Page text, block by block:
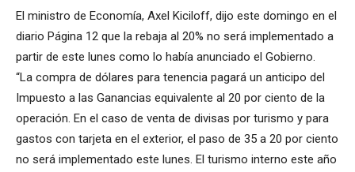
El ministro de Economía, Axel Kiciloff, dijo este domingo en el
diario Página 12 que la rebaja al 20% no será implementado a
partir de este lunes como lo había anunciado el Gobierno.
“La compra de dólares para tenencia pagará un anticipo del
Impuesto a las Ganancias equivalente al 20 por ciento de la
operación. En el caso de venta de divisas por turismo y para
gastos con tarjeta en el exterior, el paso de 35 a 20 por ciento
no será implementado este lunes. El turismo interno este año